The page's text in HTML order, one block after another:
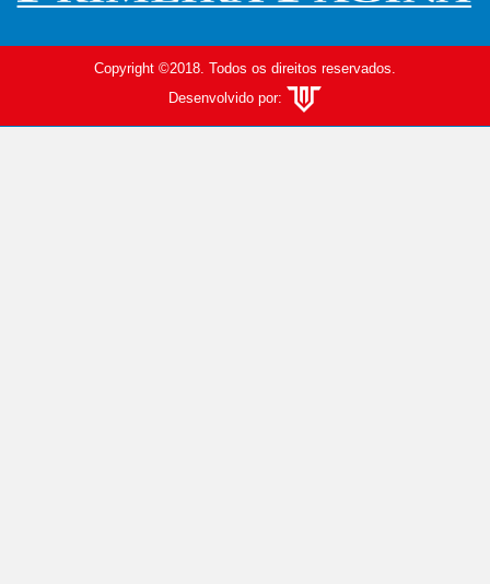
Copyright ©2018. Todos os direitos reservados.
Desenvolvido por: